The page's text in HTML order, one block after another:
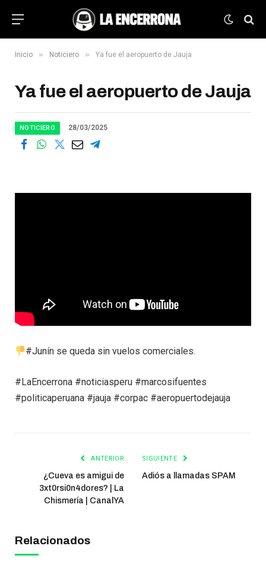
Inicio » Noticiero » Ya fue el aeropuerto de Jauja
Ya fue el aeropuerto de Jauja
NOTICIERO 28/03/2025
#Junín se queda sin vuelos comerciales.
#LaEncerrona #noticiasperu #marcosifuentes
#politicaperuana #jauja #corpac #aeropuertodejauja
ANTERIOR
¿Cueva es amigui de
3xt0rsi0n4dores? | La
Chismería | CanalYA
SIGUIENTE
Adiós a llamadas SPAM
Relacionados